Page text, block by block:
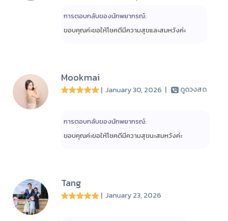
การตอบกลับของนักพยากรณ์:
ขอบคุณค่ะขอให้โชคดีมีความสุขและสมหวังค่ะ
Mookmai
| January 30, 2026 | ดูดวงสด
การตอบกลับของนักพยากรณ์:
ขอบคุณค่ะขอให้โชคดีมีความสุขนะสมหวังค่ะ
Tang
| January 23, 2026